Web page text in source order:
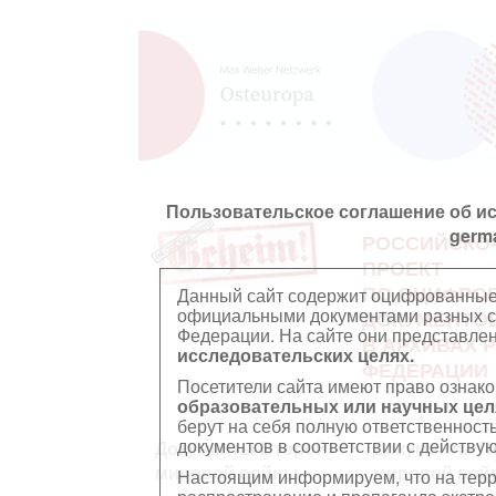
Пользовательское соглашение об
Данный сайт содержит
официальными документами разных
Федерации. На сайте они
исследовательских целях.
Посетители сайта имеют право
образовательных или научных
берут на себя полную
документов в соответствии с
Настоящим информируем, что на
ПРОЕКТ
ПО
В АРХИВАХ
ФЕДЕРАЦИИ
Документы Второй
мировой войны
Документы
мировой